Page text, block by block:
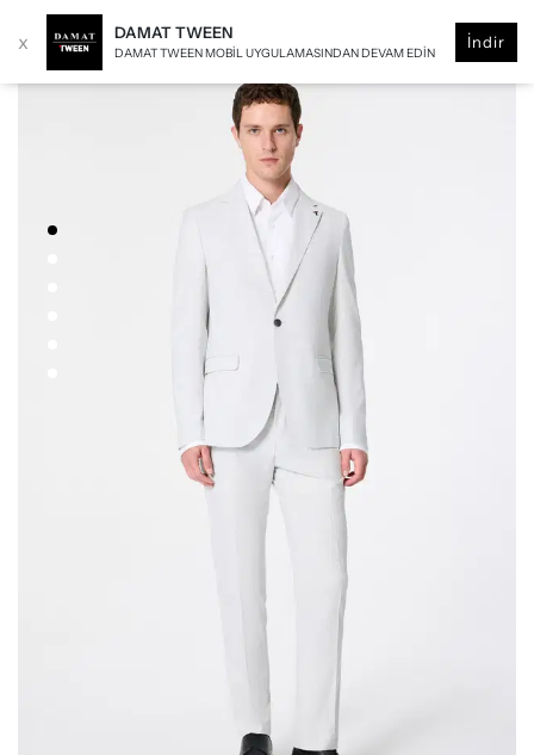
x DAMAT TWEEN
DAMAT TWEEN MOBIL UYGULAMASINDAN DEVAM EDIN
İndir